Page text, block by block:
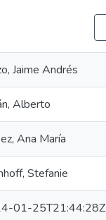
Jaime Andrés
Alberto
Ana María
Stefanie
01-25T21:44:28Z